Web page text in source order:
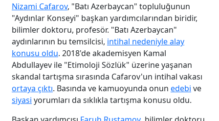
Nizami Cafarov, "Batı Azerbaycan" topluluğunun
"Aydınlar Konseyi" başkan yardımcılarından biridir,
bilimler doktoru, profesör. "Batı Azerbaycan"
aydınlarının bu temsilcisi, intihal nedeniyle alay
konusu oldu. 2018'de akademisyen Kamal
Abdullayev ile "Etimoloji Sözlük" üzerine yaşanan
skandal tartışma sırasında Cafarov'un intihal vakası
ortaya çıktı. Basında ve kamuoyunda onun edebi ve
siyasi yorumları da sıklıkla tartışma konusu oldu.